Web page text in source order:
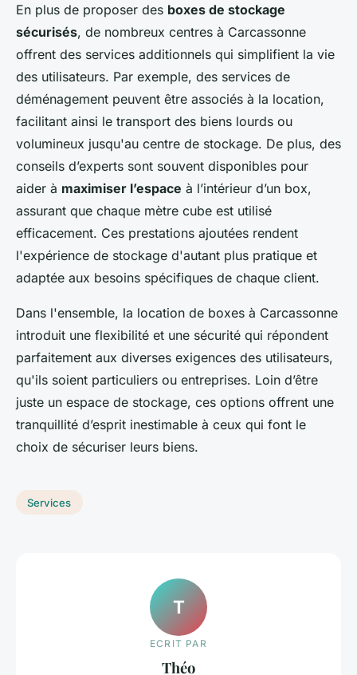
En plus de proposer des boxes de stockage
sécurisés, de nombreux centres à Carcassonne
offrent des services additionnels qui simplifient la vie
des utilisateurs. Par exemple, des services de
déménagement peuvent être associés à la location,
facilitant ainsi le transport des biens lourds ou
volumineux jusqu'au centre de stockage. De plus, des
conseils d’experts sont souvent disponibles pour
aider à maximiser l’espace à l’intérieur d’un box,
assurant que chaque mètre cube est utilisé
efficacement. Ces prestations ajoutées rendent
l'expérience de stockage d'autant plus pratique et
adaptée aux besoins spécifiques de chaque client.
Dans l'ensemble, la location de boxes à Carcassonne
introduit une flexibilité et une sécurité qui répondent
parfaitement aux diverses exigences des utilisateurs,
qu'ils soient particuliers ou entreprises. Loin d’être
juste un espace de stockage, ces options offrent une
tranquillité d’esprit inestimable à ceux qui font le
choix de sécuriser leurs biens.
Services
T
ECRIT PAR
Théo